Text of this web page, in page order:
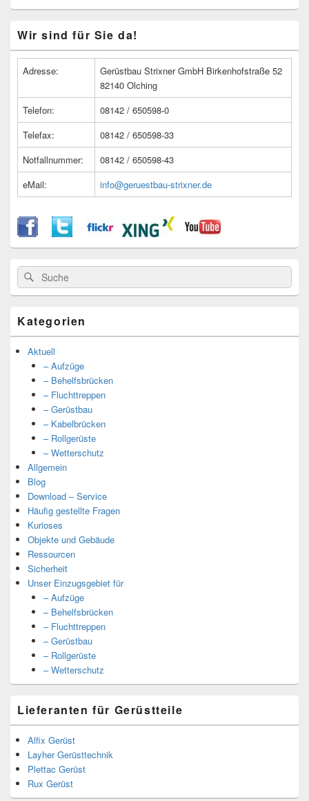
Seitenleisten
Widget-
Wir sind für Sie da!
Adresse:
Gerüstbau Strixner GmbH Birkenhofstraße 52
82140 Olching
Telefon:
08142 / 650598-0
Telefax:
08142 / 650598-33
Notfallnummer:
08142 / 650598-43
eMail:
info@geruestbau-strixner.de
Suche
nach:
Suche
Kategorien
Aktuell
– Aufzüge
– Behelfsbrücken
– Fluchttreppen
– Gerüstbau
– Kabelbrücken
– Rollgerüste
– Wetterschutz
Allgemein
Blog
Download – Service
Häufig gestellte Fragen
Kurioses
Objekte und Gebäude
Ressourcen
Sicherheit
Unser Einzugsgebiet für
– Aufzüge
– Behelfsbrücken
– Fluchttreppen
– Gerüstbau
– Rollgerüste
– Wetterschutz
Lieferanten für Gerüstteile
Alfix Gerüst
Layher Gerüsttechnik
Plettac Gerüst
Rux Gerüst